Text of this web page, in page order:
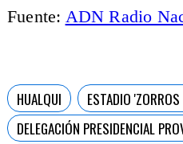
Fuente: ADN Radio
HUALQUI
ESTADIO
DELEGACIÓN PRESIDENCIAL